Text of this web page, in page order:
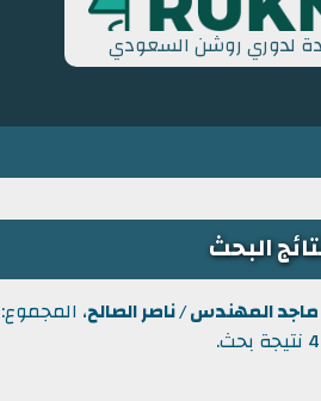
لدوري روشن السعودي
البحث
ماجد المهندس / ناصر الصالح، المجموع:
4 نتيجة بحث.